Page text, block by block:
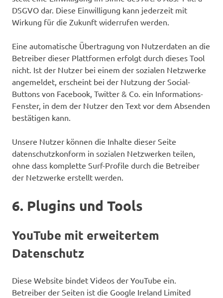
DSGVO dar. Diese Einwilligung kann jederzeit mit
Wirkung für die Zukunft widerrufen werden.
Eine automatische Übertragung von Nutzerdaten an die
Betreiber dieser Plattformen erfolgt durch dieses Tool
nicht. Ist der Nutzer bei einem der sozialen Netzwerke
angemeldet, erscheint bei der Nutzung der Social-
Buttons von Facebook, Twitter & Co. ein Informations-
Fenster, in dem der Nutzer den Text vor dem Absenden
bestätigen kann.
Unsere Nutzer können die Inhalte dieser Seite
datenschutzkonform in sozialen Netzwerken teilen,
ohne dass komplette Surf-Profile durch die Betreiber
der Netzwerke erstellt werden.
6. Plugins und Tools
YouTube mit erweitertem
Datenschutz
Diese Website bindet Videos der YouTube ein.
Betreiber der Seiten ist die Google Ireland Limited